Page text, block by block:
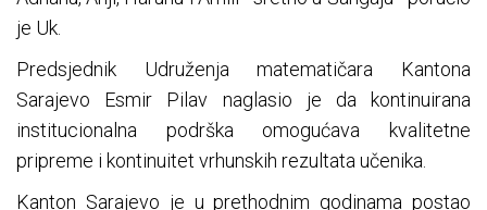
je Uk.
Predsjednik Udruženja matematičara Kantona
Sarajevo Esmir Pilav naglasio je da kontinuirana
institucionalna podrška omogućava kvalitetne
pripreme i kontinuitet vrhunskih rezultata učenika.
Kanton Sarajevo je u prethodnim godinama postao